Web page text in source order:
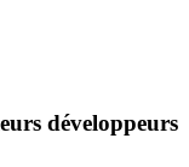
développeurs